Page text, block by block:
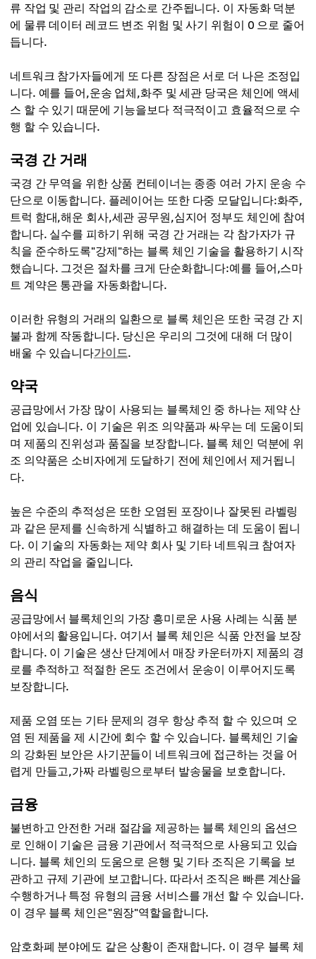
류 작업 및 관리 작업의 감소로 간주됩니다. 이 자동화 덕분
에 물류 데이터 레코드 변조 위험 및 사기 위험이 0 으로 줄어
듭니다.
네트워크 참가자들에게 또 다른 장점은 서로 더 나은 조정입
니다. 예를 들어,운송 업체,화주 및 세관 당국은 체인에 액세
스 할 수 있기 때문에 기능을보다 적극적이고 효율적으로 수
행 할 수 있습니다.
국경 간 거래
국경 간 무역을 위한 상품 컨테이너는 종종 여러 가지 운송 수
단으로 이동합니다. 플레이어는 또한 다중 모달입니다:화주,
트럭 함대,해운 회사,세관 공무원,심지어 정부도 체인에 참여
합니다. 실수를 피하기 위해 국경 간 거래는 각 참가자가 규
칙을 준수하도록"강제"하는 블록 체인 기술을 활용하기 시작
했습니다. 그것은 절차를 크게 단순화합니다:예를 들어,스마
트 계약은 통관을 자동화합니다.
이러한 유형의 거래의 일환으로 블록 체인은 또한 국경 간 지
불과 함께 작동합니다. 당신은 우리의 그것에 대해 더 많이
배울 수 있습니다가이드.
약국
공급망에서 가장 많이 사용되는 블록체인 중 하나는 제약 산
업에 있습니다. 이 기술은 위조 의약품과 싸우는 데 도움이되
며 제품의 진위성과 품질을 보장합니다. 블록 체인 덕분에 위
조 의약품은 소비자에게 도달하기 전에 체인에서 제거됩니
다.
높은 수준의 추적성은 또한 오염된 포장이나 잘못된 라벨링
과 같은 문제를 신속하게 식별하고 해결하는 데 도움이 됩니
다. 이 기술의 자동화는 제약 회사 및 기타 네트워크 참여자
의 관리 작업을 줄입니다.
음식
공급망에서 블록체인의 가장 흥미로운 사용 사례는 식품 분
야에서의 활용입니다. 여기서 블록 체인은 식품 안전을 보장
합니다. 이 기술은 생산 단계에서 매장 카운터까지 제품의 경
로를 추적하고 적절한 온도 조건에서 운송이 이루어지도록
보장합니다.
제품 오염 또는 기타 문제의 경우 항상 추적 할 수 있으며 오
염 된 제품을 제 시간에 회수 할 수 있습니다. 블록체인 기술
의 강화된 보안은 사기꾼들이 네트워크에 접근하는 것을 어
렵게 만들고,가짜 라벨링으로부터 발송물을 보호합니다.
금융
불변하고 안전한 거래 절감을 제공하는 블록 체인의 옵션으
로 인해이 기술은 금융 기관에서 적극적으로 사용되고 있습
니다. 블록 체인의 도움으로 은행 및 기타 조직은 기록을 보
관하고 규제 기관에 보고합니다. 따라서 조직은 빠른 계산을
수행하거나 특정 유형의 금융 서비스를 개선 할 수 있습니다.
이 경우 블록 체인은"원장"역할을합니다.
암호화폐 분야에도 같은 상황이 존재합니다. 이 경우 블록 체